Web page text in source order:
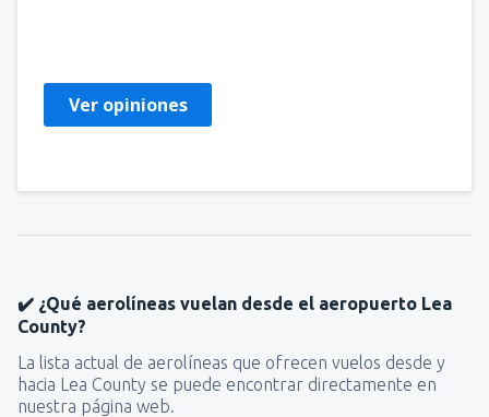
Ver opiniones
✔️ ¿Qué aerolíneas vuelan desde el aeropuerto Lea
County?
La lista actual de aerolíneas que ofrecen vuelos desde y
hacia Lea County se puede encontrar directamente en
nuestra página web.